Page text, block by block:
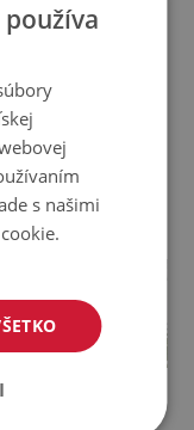
od vizualizácie
povrchu. Pri
a posunúť.
s našimi